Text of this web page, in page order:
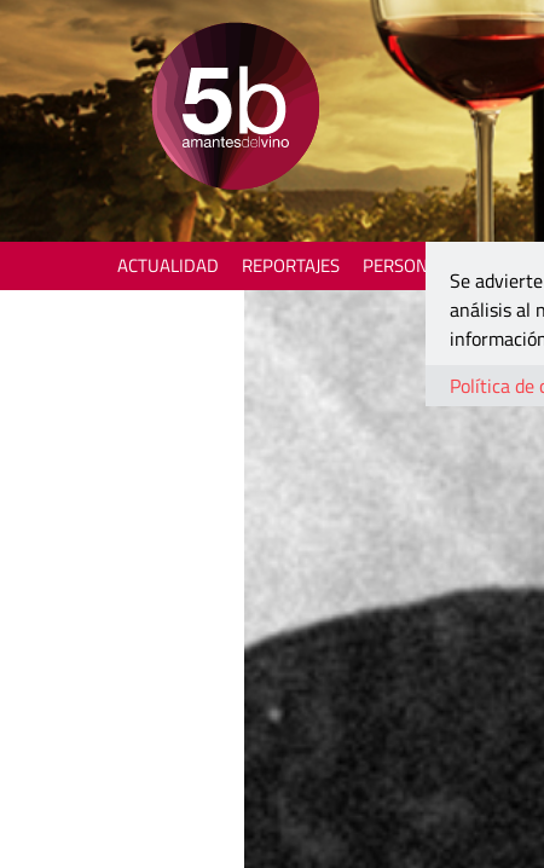
ACTUALIDAD REPORTAJES PERSONAJES
Se
análisis al
Política de